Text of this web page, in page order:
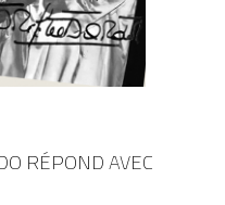
RÉPOND AVEC